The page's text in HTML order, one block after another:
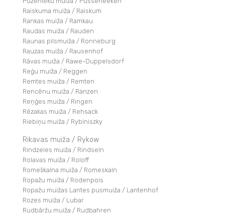
Raiskuma muiža / Raiskum
Rankas muiža / Ramkau
Raudas muiža / Rauden
Raunas pilsmuiža / Ronneburg
Rauzas muiža / Rausenhof
Rāvas muiža / Rawe-Duppelsdorf
Reģu muiža / Reggen
Remtes muiža / Remten
Rencēnu muiža / Ranzen
Reņģes muiža / Ringen
Rēzakas muiža / Rehsack
Riebiņu muiža / Rybiniszky
Rikavas muiža / Rykow
Rindzeles muiža / Rindseln
Rolavas muiža / Roloff
Romeškalna muiža / Romeskaln
Ropažu muiža / Rodenpois
Ropažu muižas Lantes pusmuiža / Lantenhof
Rozes muiža / Lubar
Rudbāržu muiža / Rudbahren